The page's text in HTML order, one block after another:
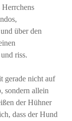
über den
riss.
gerade nicht auf
sondern allein
der Hühner
dass der Hund